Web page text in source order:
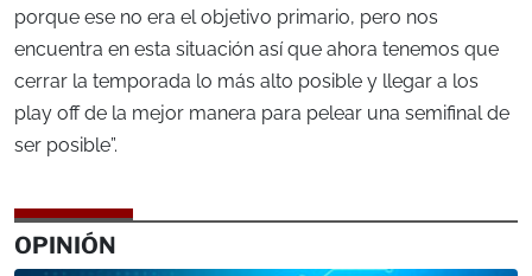
porque ese no era el objetivo primario, pero nos
encuentra en esta situación así que ahora tenemos que
cerrar la temporada lo más alto posible y llegar a los
play off de la mejor manera para pelear una semifinal de
ser posible”.
OPINIÓN